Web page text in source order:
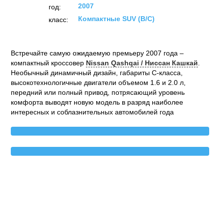
год:
2007
класс:
Компактные SUV (B/C)
Встречайте самую ожидаемую премьеру 2007 года –
компактный кроссовер Nissan Qashqai / Ниссан Кашкай
Необычный динамичный дизайн, габариты С-класса,
высокотехнологичные двигатели объемом 1.6 и 2.0 л,
передний или полный привод, потрясающий уровень
комфорта выводят новую модель в разряд наиболее
интересных и соблазнительных автомобилей года